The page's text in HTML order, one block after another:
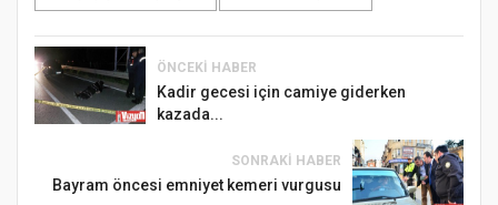
ÖNCEKI HABER
Kadir gecesi için camiye giderken
kazada...
SONRAKI HABER
Bayram öncesi emniyet kemeri vurgusu